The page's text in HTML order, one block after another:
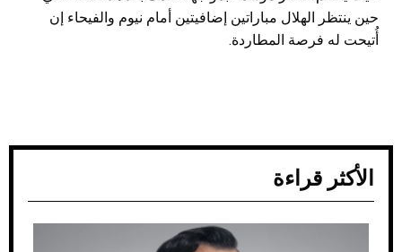
حين ينتظر الهلال مباراتين إضافيتين أمام نيوم والفيحاء إن
أُتيحت له فرصة المطاردة.
الأكثر قراءة